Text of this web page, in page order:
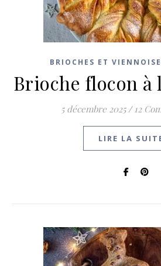
BRIOCHES ET
Brioche flocon à
5 décembre 2025 / 12
LIRE LA